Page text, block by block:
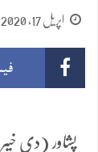
اپریل 17, 2020
پشاور (دی